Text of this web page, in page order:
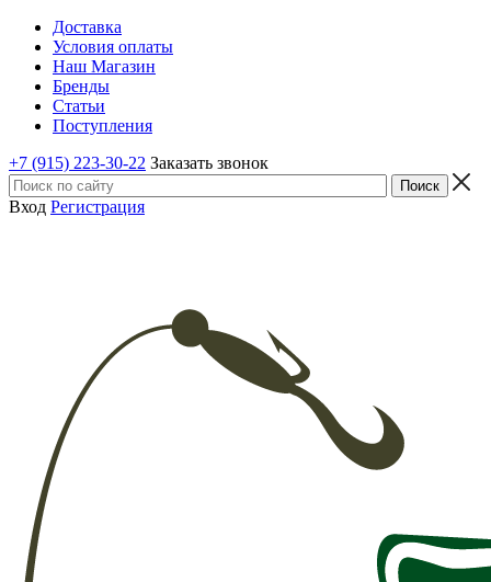
Доставка
Условия оплаты
Наш Магазин
Бренды
Статьи
Поступления
+7 (915) 223-30-22 Заказать звонок
Вход Регистрация